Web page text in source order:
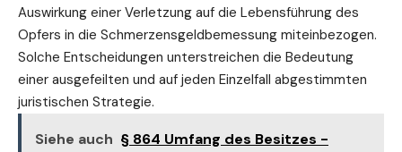
Auswirkung einer Verletzung auf die Lebensführung des
Opfers in die Schmerzensgeldbemessung miteinbezogen.
Solche Entscheidungen unterstreichen die Bedeutung
einer ausgefeilten und auf jeden Einzelfall abgestimmten
juristischen Strategie.
Siehe auch § 864 Umfang des Besitzes -